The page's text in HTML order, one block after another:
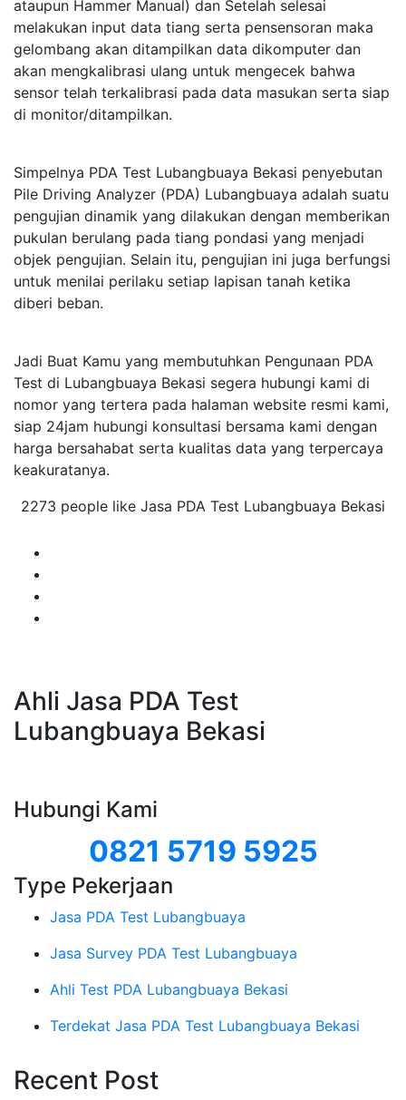
ataupun Hammer Manual) dan Setelah selesai
melakukan input data tiang serta pensensoran maka
gelombang akan ditampilkan data dikomputer dan
akan mengkalibrasi ulang untuk mengecek bahwa
sensor telah terkalibrasi pada data masukan serta siap
di monitor/ditampilkan.
Simpelnya PDA Test Lubangbuaya Bekasi penyebutan
Pile Driving Analyzer (PDA) Lubangbuaya adalah suatu
pengujian dinamik yang dilakukan dengan memberikan
pukulan berulang pada tiang pondasi yang menjadi
objek pengujian. Selain itu, pengujian ini juga berfungsi
untuk menilai perilaku setiap lapisan tanah ketika
diberi beban.
Jadi Buat Kamu yang membutuhkan Pengunaan PDA
Test di Lubangbuaya Bekasi segera hubungi kami di
nomor yang tertera pada halaman website resmi kami,
siap 24jam hubungi konsultasi bersama kami dengan
harga bersahabat serta kualitas data yang terpercaya
keakuratanya.
2273 people like Jasa PDA Test Lubangbuaya Bekasi
Ahli Jasa PDA Test
Lubangbuaya Bekasi
Hubungi Kami
0821 5719 5925
Type Pekerjaan
Jasa PDA Test Lubangbuaya
Jasa Survey PDA Test Lubangbuaya
Ahli Test PDA Lubangbuaya Bekasi
Terdekat Jasa PDA Test Lubangbuaya Bekasi
Recent Post